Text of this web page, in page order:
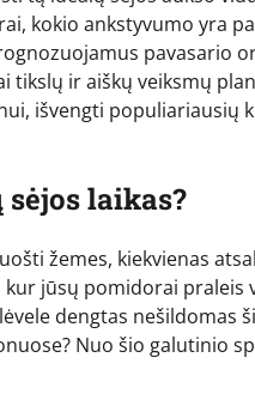
kokio ankstyvumo yra
pavasario
tikslų ir aiškų veiksmų
išvengti populiariausių
laikas?
žemes, kiekvienas
jūsų pomidorai praleis
dengtas nešildomas
Nuo šio galutinio